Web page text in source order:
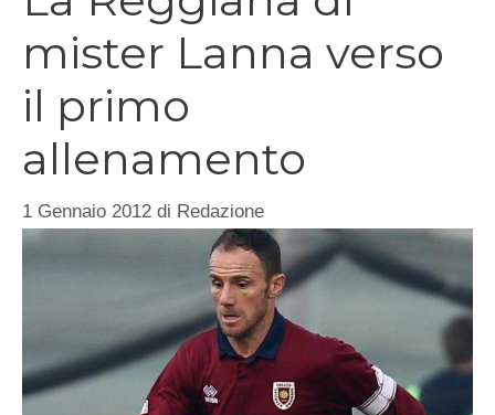
mister Lanna verso
il primo
allenamento
1 Gennaio 2012 di Redazione